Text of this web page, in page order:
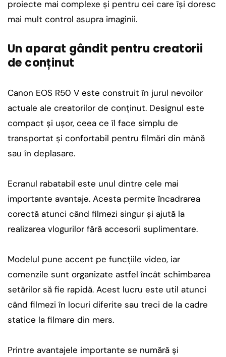
proiecte mai complexe și pentru cei care își doresc
mai mult control asupra imaginii.
Un aparat gândit pentru creatorii
de conținut
Canon EOS R50 V este construit în jurul nevoilor
actuale ale creatorilor de conținut. Designul este
compact și ușor, ceea ce îl face simplu de
transportat și confortabil pentru filmări din mână
sau în deplasare.
Ecranul rabatabil este unul dintre cele mai
importante avantaje. Acesta permite încadrarea
corectă atunci când filmezi singur și ajută la
realizarea vlogurilor fără accesorii suplimentare.
Modelul pune accent pe funcțiile video, iar
comenzile sunt organizate astfel încât schimbarea
setărilor să fie rapidă. Acest lucru este util atunci
când filmezi în locuri diferite sau treci de la cadre
statice la filmare din mers.
Printre avantajele importante se numără și